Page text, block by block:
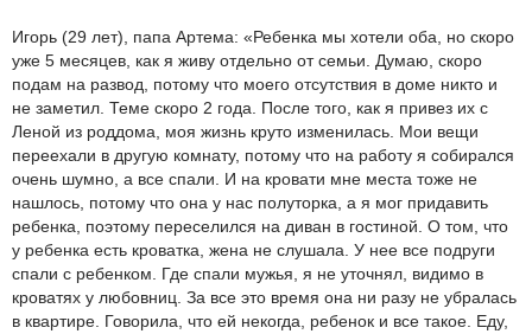
Игорь (29 лет), папа Артема: «Ребенка мы хотели оба, но скоро
уже 5 месяцев, как я живу отдельно от семьи. Думаю, скоро
подам на развод, потому что моего отсутствия в доме никто и
не заметил. Теме скоро 2 года. После того, как я привез их с
Леной из роддома, моя жизнь круто изменилась. Мои вещи
переехали в другую комнату, потому что на работу я собирался
очень шумно, а все спали. И на кровати мне места тоже не
нашлось, потому что она у нас полуторка, а я мог придавить
ребенка, поэтому переселился на диван в гостиной. О том, что
у ребенка есть кроватка, жена не слушала. У нее все подруги
спали с ребенком. Где спали мужья, я не уточнял, видимо в
кроватях у любовниц. За все это время она ни разу не убралась
в квартире. Говорила, что ей некогда, ребенок и все такое. Еду,